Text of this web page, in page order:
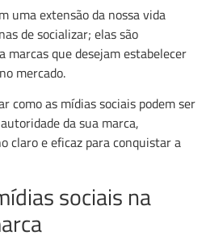
uma extensão da nossa vida
de socializar; elas são
marcas que desejam estabelecer
mercado.
como as mídias sociais podem ser
da sua marca,
claro e eficaz para conquistar a
sociais na